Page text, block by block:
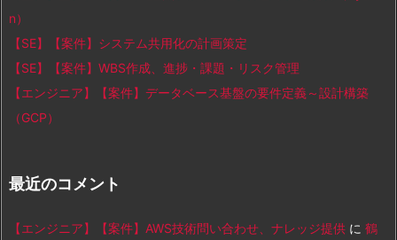
n）
【SE】【案件】システム共用化の計画策定
【SE】【案件】WBS作成、進捗・課題・リスク管理
【エンジニア】【案件】データベース基盤の要件定義～設計構築
（GCP）
最近のコメント
【エンジニア】【案件】AWS技術問い合わせ、ナレッジ提供 に 鶴